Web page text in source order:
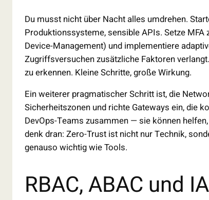
Du musst nicht über Nacht alles umdrehen.
Produktionssysteme, sensible APIs. Setze
Device-Management) und implementiere
Zugriffsversuchen zusätzliche Faktoren
zu erkennen. Kleine Schritte, große Wirkung.
Ein weiterer pragmatischer Schritt ist, die
Sicherheitszonen und richte Gateways ein, die
DevOps-Teams zusammen — sie können
denk dran: Zero-Trust ist nicht nur Technik,
genauso wichtig wie Tools.
RBAC, ABAC und